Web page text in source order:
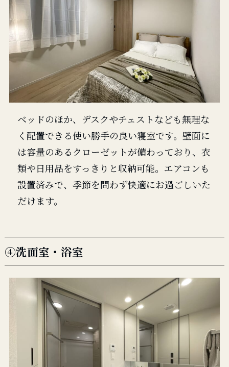
ベッドのほか、デスクやチェストなども無理な
く配置できる使い勝手の良い寝室です。壁面に
は容量のあるクローゼットが備わっており、衣
類や日用品をすっきりと収納可能。エアコンも
設置済みで、季節を問わず快適にお過ごしいた
だけます。
④洗面室・浴室